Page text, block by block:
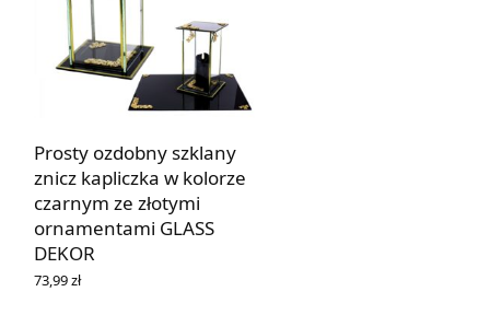
Prosty ozdobny szklany
znicz kapliczka w kolorze
czarnym ze złotymi
ornamentami GLASS
DEKOR
73,99zł